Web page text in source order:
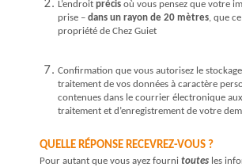
L’endroit précisoù vous pensez que votre
prise – dans un rayon de 20 mètres, que
propriété de Chez Guiet
Confirmation que vous autorisez le
traitement de vosdonnées à caractère
contenues dans le courrier électronique
traitement et d’enregistrement de votre
QUELLE RÉPONSE RECEVREZ-VOUS ?
Pour autant que vous ayez fourni toutes les